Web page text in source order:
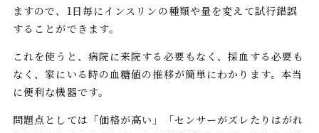
ますので、1日毎にインスリンの種類や量を変えて試行錯誤
することができます。
これを使うと、病院に来院する必要もなく、採血する必要も
なく、家にいる時の血糖値の推移が簡単にわかります。本当
に便利な機器です。
問題点としては「価格が高い」「センサーがズレたりはがれ